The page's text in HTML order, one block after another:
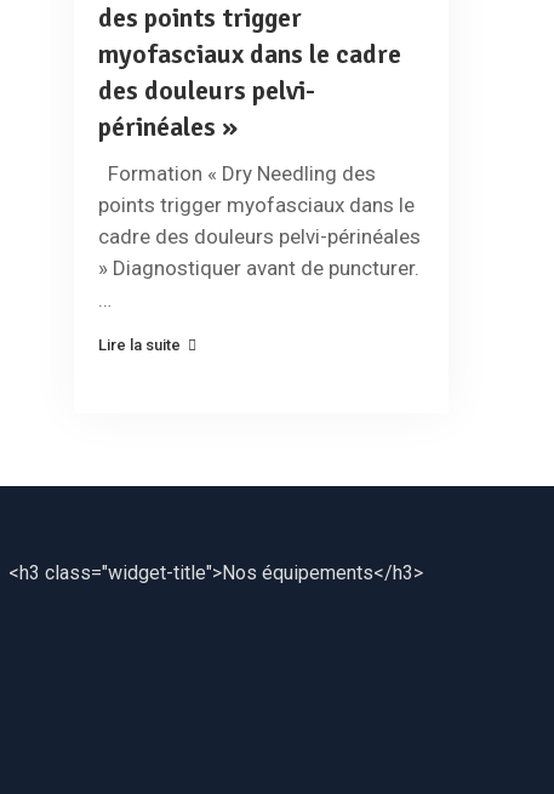
des points trigger
myofasciaux dans le cadre
des douleurs pelvi-
périnéales »
Formation « Dry Needling des
points trigger myofasciaux dans le
cadre des douleurs pelvi-périnéales
» Diagnostiquer avant de puncturer.
…
Lire la suite
<h3 class="widget-title">Nos équipements</h3>